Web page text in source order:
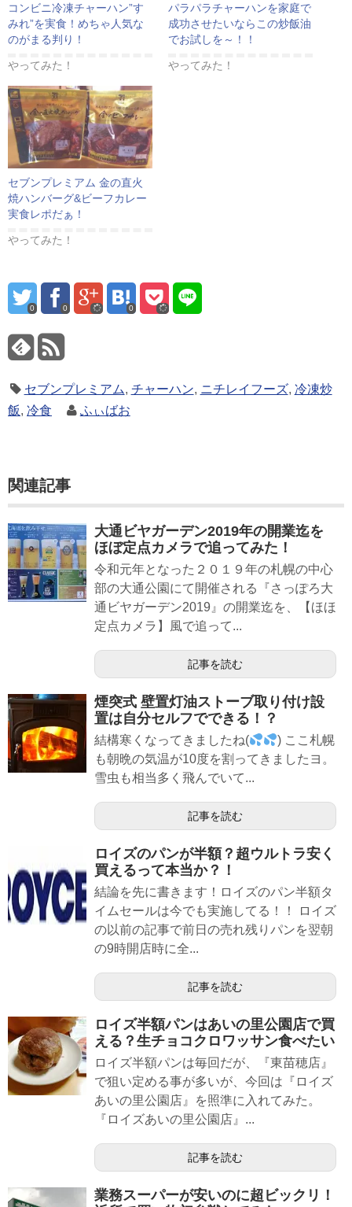
コンビニ冷凍チャーハン”す
みれ”を実食！めちゃ人気な
のがまる判り！
やってみた！
パラパラチャーハンを家庭で
成功させたいならこの炒飯油
でお試しを～！！
やってみた！
セブンプレミアム 金の直火
焼ハンバーグ&ビーフカレー
実食レポだぁ！
やってみた！
0 0 0
セブンプレミアム, チャーハン, ニチレイフーズ, 冷凍炒
飯, 冷食 ふぃばお
関連記事
大通ビヤガーデン2019年の開業迄を
ほぼ定点カメラで追ってみた！
令和元年となった２０１９年の札幌の中心
部の大通公園にて開催される『さっぽろ大
通ビヤガーデン2019』の開業迄を、【ほほ
定点カメラ】風で追って...
記事を読む
煙突式 壁置灯油ストーブ取り付け設
置は自分セルフでできる！？
結構寒くなってきましたね(
) ここ札幌
も朝晩の気温が10度を割ってきましたヨ。
雪虫も相当多く飛んでいて...
記事を読む
ロイズのパンが半額？超ウルトラ安く
買えるって本当か？！
結論を先に書きます！ロイズのパン半額タ
イムセールは今でも実施してる！！ ロイズ
の以前の記事で前日の売れ残りパンを翌朝
の9時開店時に全...
記事を読む
ロイズ半額パンはあいの里公園店で買
える？生チョコクロワッサン食べたい
ロイズ半額パンは毎回だが、『東苗穂店』
で狙い定める事が多いが、今回は『ロイズ
あいの里公園店』を照準に入れてみた。
『ロイズあいの里公園店』...
記事を読む
業務スーパーが安いのに超ビックリ！